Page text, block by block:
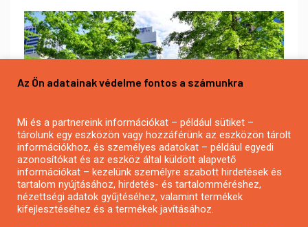
Városzöldítő ötletpályázat
Az Ön adatainak védelme fontos a számunkra
Mi és a partnereink információkat – például sütiket –
tárolunk egy eszközön vagy hozzáférünk az eszközön tárolt
információkhoz, és személyes adatokat – például egyedi
azonosítókat és az eszköz által küldött alapvető
információkat – kezelünk személyre szabott hirdetések és
tartalom nyújtásához, hirdetés- és tartalomméréshez,
nézettségi adatok gyűjtéséhez, valamint termékek
kifejlesztéséhez és a termékek javításához.